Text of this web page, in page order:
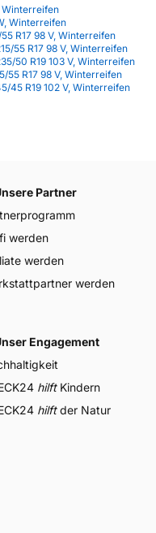
Winterreifen
Winterreifen
R17 98 V, Winterreifen
55 R17 98 V, Winterreifen
50 R19 103 V, Winterreifen
55 R17 98 V, Winterreifen
45 R19 102 V, Winterreifen
Partner
werden
werden
werden
Engagement
hilftKindern
hilftder Natur